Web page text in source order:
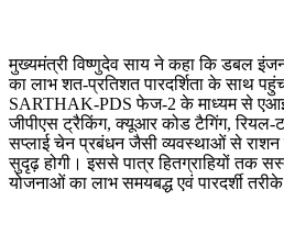
मुख्यमंत्री विष्णुदेव साय ने कहा कि डबल
का लाभ शत-प्रतिशत पारदर्शिता के साथ
SARTHAK-PDS फेज-2 के माध्यम से एआई-
जीपीएस ट्रैकिंग, क्यूआर कोड टैगिंग, रियल-
सप्लाई चेन प्रबंधन जैसी व्यवस्थाओं से
सुदृढ़ होगी। इससे पात्र हितग्राहियों तक
योजनाओं का लाभ समयबद्ध एवं पारदर्शी